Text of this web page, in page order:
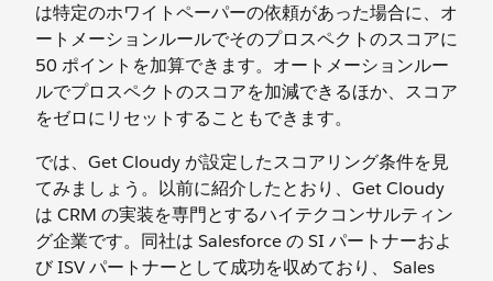
は特定のホワイトペーパーの依頼があった場合に、オ
ートメーションルールでそのプロスペクトのスコアに
50 ポイントを加算できます。オートメーションルー
ルでプロスペクトのスコアを加減できるほか、スコア
をゼロにリセットすることもできます。
では、Get Cloudy が設定したスコアリング条件を見
てみましょう。以前に紹介したとおり、Get Cloudy
は CRM の実装を専門とするハイテクコンサルティン
グ企業です。同社は Salesforce の SI パートナーおよ
び ISV パートナーとして成功を収めており、 Sales